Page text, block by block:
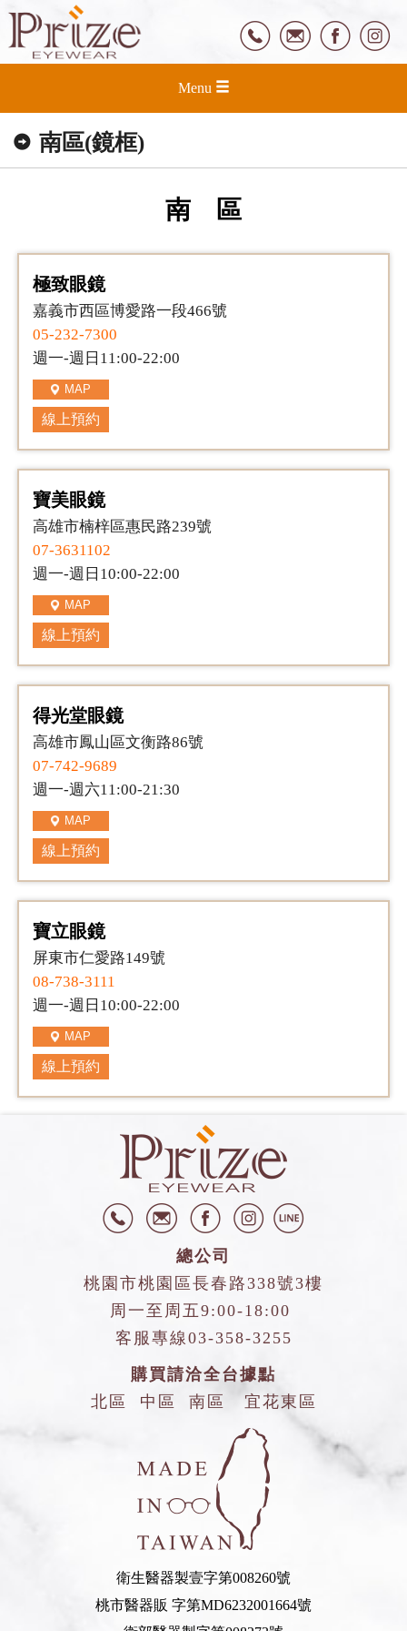
Menu
南區(鏡框)
南 區
極致眼鏡
嘉義市西區博愛路一段466號
05-232-7300
週一-週日11:00-22:00
MAP
線上預約
寶美眼鏡
高雄市楠梓區惠民路239號
07-3631102
週一-週日10:00-22:00
MAP
線上預約
得光堂眼鏡
高雄市鳳山區文衡路86號
07-742-9689
週一-週六11:00-21:30
MAP
線上預約
寶立眼鏡
屏東市仁愛路149號
08-738-3111
週一-週日10:00-22:00
MAP
線上預約
總公司
桃園市桃園區長春路338號3樓
周一至周五9:00-18:00
客服專線03-358-3255
購買請洽全台據點
北區
中區 南區 宜花東區
衛生醫器製壹字第008260號
桃市醫器販 字第MD6232001664號